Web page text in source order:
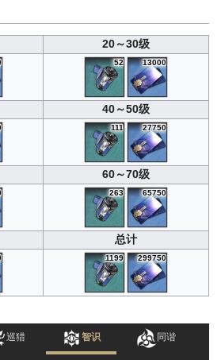
20～30级
52 13000
40～50级
111 27750
60～70级
263 65750
总计
1199 299750
巡猎 智识 同谐